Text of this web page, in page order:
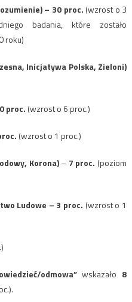
– 30 proc. (wzrost o 3
badania, które zostało
roku)
Inicjatywa Polska, Zieloni)
proc. (wzrost o 6 proc.)
(wzrost o 1 proc.)
Korona)– 7 proc. (poziom
Ludowe – 3 proc. (wzrost o 1
odmowa”wskazało 8